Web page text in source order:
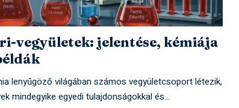
vegyületek: jelentése, kémiája
lenyűgöző világában számos vegyületcsoport létezik,
mindegyike egyedi tulajdonságokkal és…